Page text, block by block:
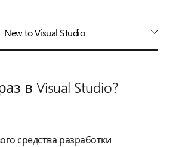
New to Visual Studio
в Visual Studio?
средства разработки